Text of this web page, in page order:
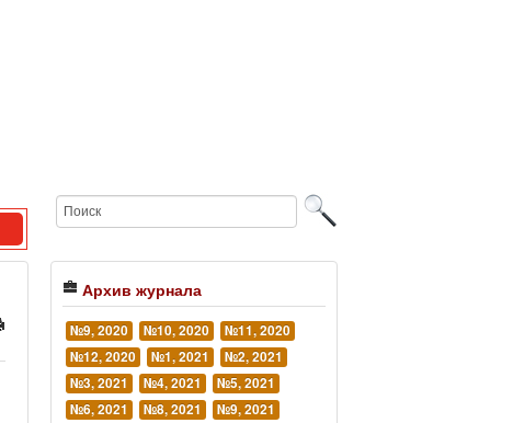
Архив журнала
№9, 2020 №10, 2020
№11, 2020
№12, 2020
№1, 2021
№2, 2021
№3, 2021
№4, 2021
№5, 2021
№6, 2021
№8, 2021
№9, 2021